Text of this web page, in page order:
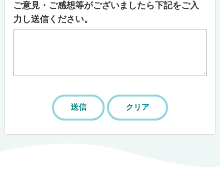
ご意見・ご感想等がございましたら下記をご入
力し送信ください。